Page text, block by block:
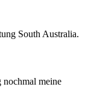
South Australia.
nochmal meine